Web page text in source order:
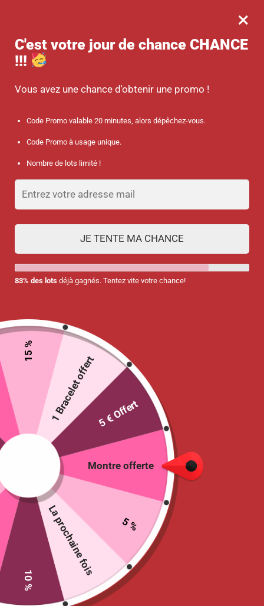
0
-10 % sur votre commande dès 45 € d’achat avec le code promo :
SANTÉ
Montre silicone pour infirmière motifs
« Papillons » – Blanc
Ajouter au panier
Ne tardez pas
00
Heures
09
Minutes
52
Seconde
×
C'est votre jour de chance CHANCE
!!!
Vous avez une chance d'obtenir une promo !
Code Promo valable 20 minutes, alors dépêchez-vous.
Code Promo à usage unique.
Nombre de lots limité !
JE TENTE MA CHANCE
83% des lots déjà gagnés. Tentez vite votre chance!
Montre offerte
5 %
La prochaine fois
10 %
15 %
1 Bracelet offert5 € Offert